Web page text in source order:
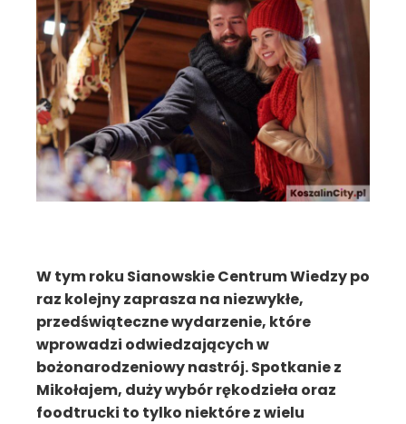
W tym roku Sianowskie Centrum Wiedzy po
raz kolejny zaprasza na niezwykłe,
przedświąteczne wydarzenie, które
wprowadzi odwiedzających w
bożonarodzeniowy nastrój. Spotkanie z
Mikołajem, duży wybór rękodzieła oraz
foodtrucki to tylko niektóre z wielu